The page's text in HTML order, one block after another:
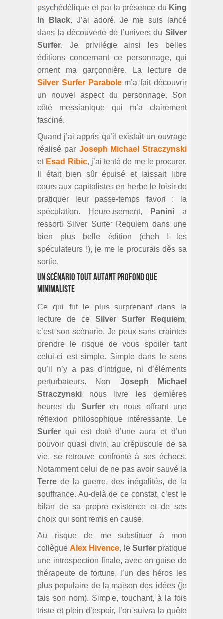
psychédélique et par la présence du King
In Black. J’ai adoré. Je me suis lancé
dans la découverte de l’univers du Silver
Surfer. Je privilégie ainsi les belles
éditions concernant ce personnage, qui
ornent ma garçonnière. La lecture de
Silver Surfer Parabolem’a fait découvrir
un nouvel aspect du personnage. Son
côté messianique qui m’a clairement
fasciné.
Quand j’ai appris qu’il existait un ouvrage
réalisé par Joseph Michael Straczynski
et Esad Ribic, j’ai tenté de me le procurer.
Il était bien sûr épuisé et laissait libre
cours aux capitalistes en herbe le loisir de
pratiquer leur passe-temps favori : la
spéculation. Heureusement,
Panini a
ressorti Silver Surfer Requiem dans une
bien plus belle édition (cheh ! les
spéculateurs !), je me le procurais dès sa
sortie.
Un scénario tout autant profond que
minimaliste
Ce qui fut le plus surprenant dans la
lecture de ce Silver Surfer Requiem,
c’est son scénario. Je peux sans craintes
prendre le risque de vous spoiler tant
celui-ci est simple. Simple dans le sens
qu’il n’y a pas d’intrigue, ni d’éléments
perturbateurs. Non,Joseph Michael
Straczynski nous livre les dernières
heures du Surferen nous offrant une
réflexion philosophique intéressante. Le
Surfer qui est doté d’une aura et d’un
pouvoir quasi divin, au crépuscule de sa
vie, se retrouve confronté à ses échecs.
Notamment celui de ne pas avoir sauvé la
Terre de la guerre, des inégalités, de la
souffrance. Au-delà de ce constat, c’est le
bilan de sa propre existence et de ses
choix qui sont remis en cause.
Au risque de me substituer à mon
collègueAlex Hivence, le Surferpratique
une introspection finale, avec en guise de
thérapeute de fortune, l’un des héros les
plus populaire de la maison des idées (je
tais son nom). Simple, touchant, à la fois
triste et plein d’espoir, l’on suivra la quête